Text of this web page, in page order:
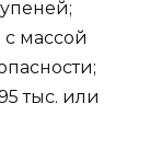
с массой
тыс. или